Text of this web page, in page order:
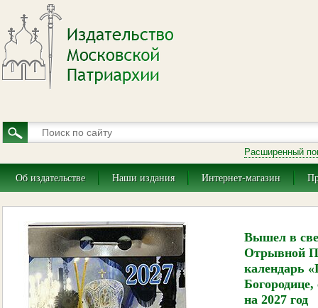
Расширенный
Об издательстве Наши издания Интернет-магазин
Вышел в
Отрывной
календарь
Богородице,
на 2027 год